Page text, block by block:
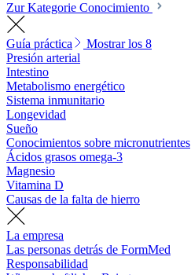
Zur Kategorie Conocimiento
Guía práctica
Mostrar los 8
Presión arterial
Intestino
Metabolismo energético
Sistema inmunitario
Longevidad
Sueño
Conocimientos sobre micronutrientes
Ácidos grasos omega-3
Magnesio
Vitamina D
Causas de la falta de hierro
La empresa
Las personas detrás de FormMed
Responsabilidad